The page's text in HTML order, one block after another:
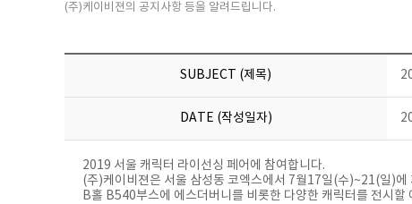
(주)케이비젼의 공지사항 등을 알려드립니다.
SUBJECT (제목)
DATE (작성일자)
2019 서울 캐릭터 라이선싱 페어에 참여합니다.
(주)케이비젼은 서울 삼성동 코엑스에서 7월17일(수)~21(일)
B홀 B540부스에 에스더버니를 비롯한 다양한 캐릭터를 전시할